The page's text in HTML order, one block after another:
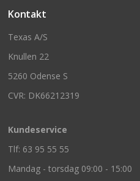
Kontakt
Texas A/S
Knullen 22
5260 Odense S
CVR: DK66212319
Kundeservice
Tlf: 63 95 55 55
Mandag - torsdag 09:00 - 15:00